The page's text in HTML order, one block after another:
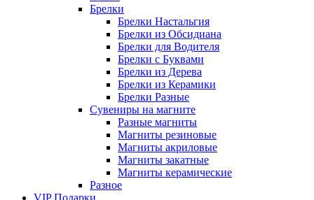
Брелки
Брелки Настальгия
Брелки из Обсидиана
Брелки для Водителя
Брелки с Буквами
Брелки из Дерева
Брелки из Керамики
Брелки Разные
Сувениры на магните
Разные магниты
Магниты резиновые
Магниты акриловые
Магниты закатные
Магниты керамические
Разное
VIP Подарки